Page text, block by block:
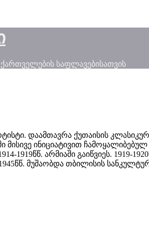
საფლავებისათვის
დაამთავრა ქუთაისის
მისივე ინიციატივით
1919წწ. არმიაში გაიწვიეს.
მუშაობდა თბილისის